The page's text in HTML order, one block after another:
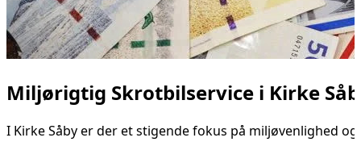
Miljørigtig Skrotbilservice i Kirke
I Kirke Såby er der et stigende fokus på miljøvenlighed